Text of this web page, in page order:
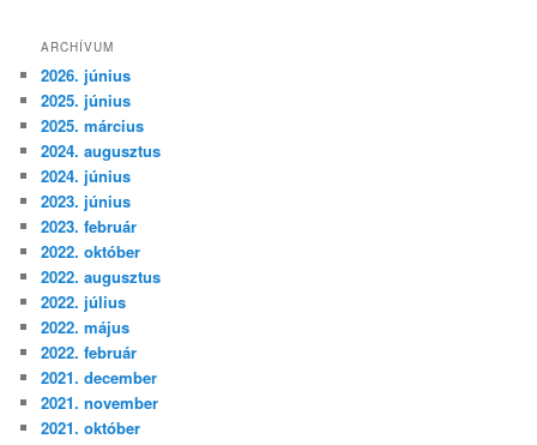
ARCHÍVUM
2026. június
2025. június
2025. március
2024. augusztus
2024. június
2023. június
2023. február
2022. október
2022. augusztus
2022. július
2022. május
2022. február
2021. december
2021. november
2021. október